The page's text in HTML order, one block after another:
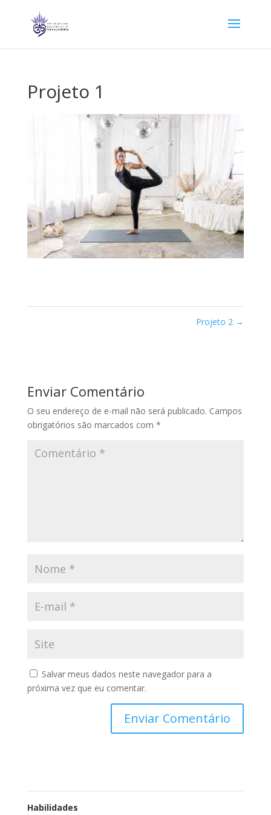
Projeto 1
Projeto 2 →
Enviar Comentário
O seu endereço de e-mail não será publicado. Campos
obrigatórios são marcados com *
Salvar meus dados neste navegador para a
próxima vez que eu comentar.
Habilidades